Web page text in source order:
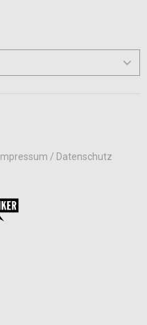
Impressum / Datenschutz